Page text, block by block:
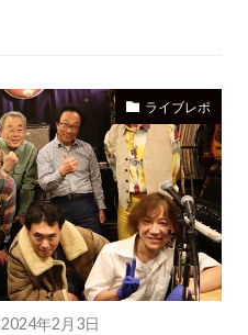
ライブレポ
2024年2月3日